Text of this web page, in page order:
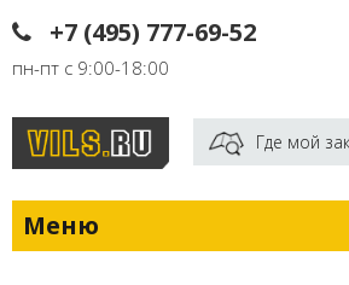
+7 (495) 777-69-52
пн-пт с 9:00-18:00
Где мой
Меню